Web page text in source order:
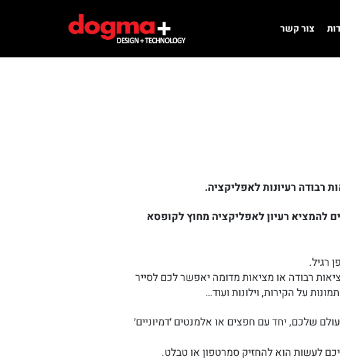
צור קשר
רבודה רעיונות לאפליקציה.
להמציא רעיון לאפליקציה מחוץ לקופסא
רגיל.
רבודה או מציאות מדומה יאפשר לכם לסייר
על הקירות, וילונות ועוד…
שלכם, יחד עם חפצים או אלמנטים ׳דמיוניים׳
לעשות הוא להחזיק סמרטפון או טבלט.